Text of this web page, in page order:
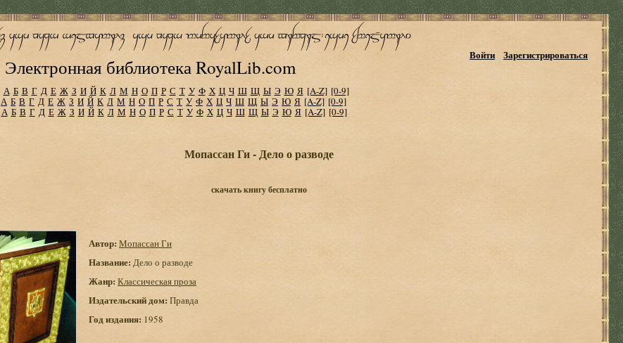
Электронная библиотека RoyalLib.com
Войти Зарегистрироваться
А Б В Г Д Е Ж З И Й К Л М Н О П Р С Т У Ф Х Ц Ч Ш Щ Ы Э Ю Я [A-Z] [0-9]
А Б В Г Д Е Ж З И Й К Л М Н О П Р С Т У Ф Х Ц Ч Ш Щ Ы Э Ю Я [A-Z] [0-9]
А Б В Г Д Е Ж З И Й К Л М Н О П Р С Т У Ф Х Ц Ч Ш Щ Ы Э Ю Я [A-Z] [0-9]
Мопассан Ги - Дело о разводе
скачать книгу бесплатно
Автор: Мопассан Ги
Название: Дело о разводе
Жанр: Классическая проза
Издательский дом: Правда
Год издания: 1958